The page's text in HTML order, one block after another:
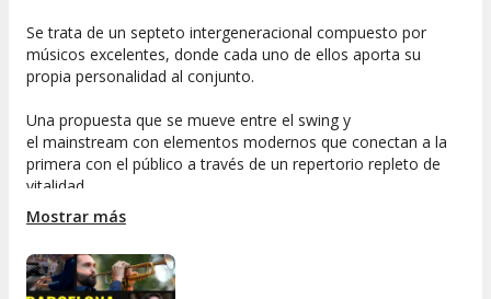
Se trata de un septeto intergeneracional compuesto por
músicos excelentes, donde cada uno de ellos aporta su
propia personalidad al conjunto.
Una propuesta que se mueve entre el swing y
el mainstream con elementos modernos que conectan a la
primera con el público a través de un repertorio repleto de
vitalidad.
Mostrar más